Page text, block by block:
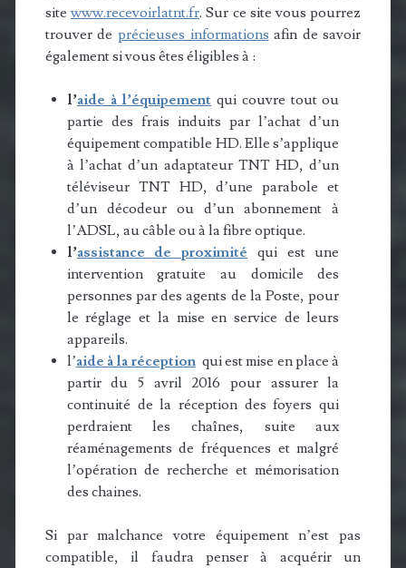
sitewww.recevoirlatnt.fr. Sur ce site vous pourrez
trouver de précieuses informations afin de savoir
également si vous êtes éligibles à :
l’aide à l’équipement qui couvre tout ou
partie des frais induits par l’achat d’un
équipement compatible HD. Elle s’applique
à l’achat d’un adaptateur TNT HD, d’un
téléviseur TNT HD, d’une parabole et
d’un décodeur ou d’un abonnement à
l’ADSL, au câble ou à la fibre optique.
l’assistance de proximité qui est une
intervention gratuite au domicile des
personnes par des agents de la Poste, pour
le réglage et la mise en service de leurs
appareils.
l’aide à la réceptionqui est mise en place à
partir du 5 avril 2016 pour assurer la
continuité de la réception des foyers qui
perdraient les chaînes, suite aux
réaménagements de fréquences et malgré
l’opération de recherche et mémorisation
des chaines.
Si par malchance votre équipement n’est pas
compatible, il faudra penser à acquérir un